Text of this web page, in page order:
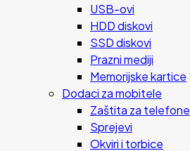
USB-ovi
HDD diskovi
SSD diskovi
Prazni mediji
Memorijske kartice
Dodaci za mobitele
Zaštita za telefone
Sprejevi
Okviri i torbice